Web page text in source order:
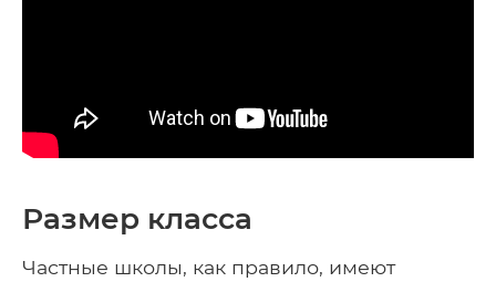
Размер класса
Частные школы, как правило, имеют